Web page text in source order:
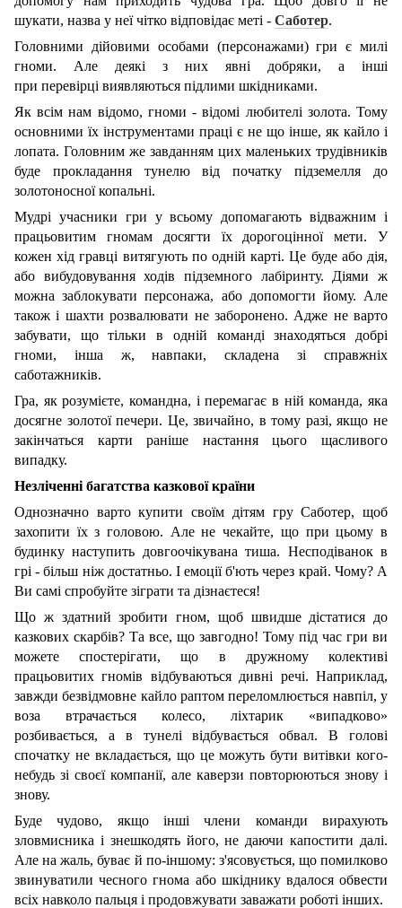
шукати, назва у неї чітко відповідає меті - Саботер.
Головними дійовими особами (персонажами) гри є милі
гноми. Але деякі з них явні добряки, а інші
при перевірці виявляються підлими шкідниками.
Як всім нам відомо, гноми - відомі любителі золота. Тому
основними їх інструментами праці є не що інше, як кайло і
лопата. Головним же завданням цих маленьких трудівників
буде прокладання тунелю від початку підземелля до
золотоносної копальні.
Мудрі учасники гри у всьому допомагають відважним і
працьовитим гномам досягти їх дорогоцінної мети. У
кожен хід гравці витягують по одній карті. Це буде або дія,
або вибудовування ходів підземного лабіринту. Діями ж
можна заблокувати персонажа, або допомогти йому. Але
також і шахти розвалювати не заборонено. Адже не варто
забувати, що тільки в одній команді знаходяться добрі
гноми, інша ж, навпаки, складена зі справжніх
саботажників.
Гра, як розумієте, командна, і перемагає в ній команда, яка
досягне золотої печери. Це, звичайно, в тому разі, якщо не
закінчаться карти раніше настання цього щасливого
випадку.
Незліченні багатства казкової країни
Однозначно варто купити своїм дітям гру Саботер, щоб
захопити їх з головою. Але не чекайте, що при цьому в
будинку наступить довгоочікувана тиша. Несподіванок в
грі - більш ніж достатньо. І емоції б'ють через край. Чому? А
Ви самі спробуйте зіграти та дізнаєтеся!
Що ж здатний зробити гном, щоб швидше дістатися до
казкових скарбів? Та все, що завгодно! Тому під час гри ви
можете спостерігати, що в дружному колективі
працьовитих гномів відбуваються дивні речі. Наприклад,
завжди безвідмовне кайло раптом переломлюється навпіл, у
воза втрачається колесо, ліхтарик «випадково»
розбивається, а в тунелі відбувається обвал. В голові
спочатку не вкладається, що це можуть бути витівки кого-
небудь зі своєї компанії, але каверзи повторюються знову і
знову.
Буде чудово, якщо інші члени команди вирахують
зловмисника і знешкодять його, не даючи капостити далі.
Але на жаль, буває й по-іншому: з'ясовується, що помилково
звинуватили чесного гнома або шкіднику вдалося обвести
всіх навколо пальця і продовжувати заважати роботі інших.